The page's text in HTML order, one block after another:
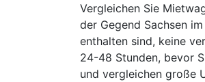
Vergleichen Sie
der Gegend Sachsen
enthalten sind, keine
24-48 Stunden, bevor
und vergleichen große